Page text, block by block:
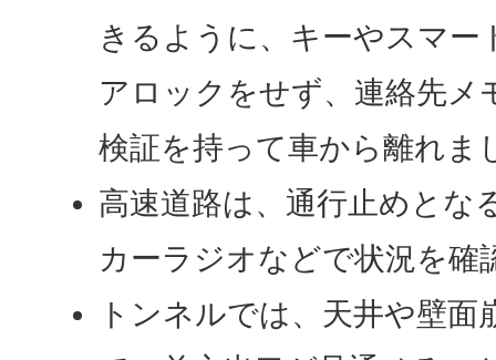
きるように、キーやスマ
アロックをせず、連絡先メ
検証を持って車から離れま
高速道路は、通行止めとな
カーラジオなどで状況を確
トンネルでは、天井や壁面